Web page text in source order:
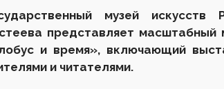
музей искусств
представляет
и время», включающий
и читателями.